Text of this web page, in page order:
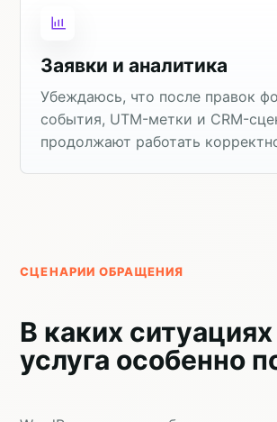
Заявки и аналитика
Убеждаюсь, что после правок
события, UTM-метки и CRM-
продолжают работать
СЦЕНАРИИ ОБРАЩЕНИЯ
В каких ситуациях
услуга особенно